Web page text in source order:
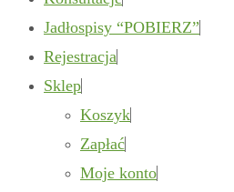
Jadłospisy “POBIERZ”
Rejestracja
Sklep
Koszyk
Zapłać
Moje konto